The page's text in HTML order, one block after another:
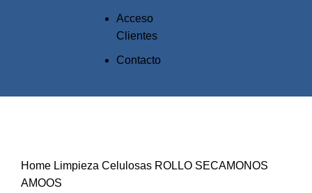
Acceso
Clientes
Contacto
Home Limpieza Celulosas ROLLO SECAMONOS
AMOOS